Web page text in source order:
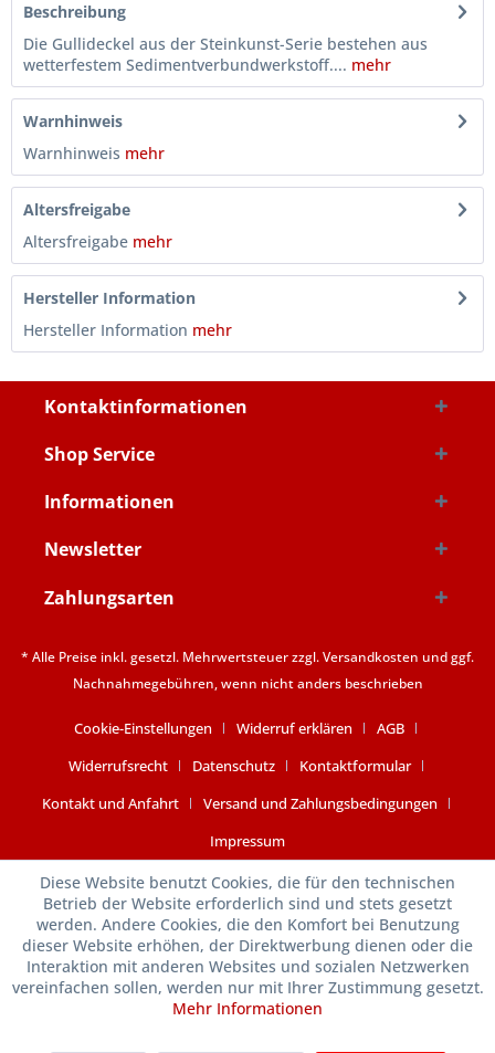
Beschreibung
Die Gullideckel aus der Steinkunst-Serie bestehen aus
wetterfestem Sedimentverbundwerkstoff.... mehr
Warnhinweis
Warnhinweis mehr
Altersfreigabe
Altersfreigabe mehr
Hersteller Information
Hersteller Information mehr
Kontaktinformationen
Shop Service
Informationen
Newsletter
Zahlungsarten
* Alle Preise inkl. gesetzl. Mehrwertsteuer zzgl.Versandkosten und ggf.
Nachnahmegebühren, wenn nicht anders beschrieben
Cookie-Einstellungen Widerruf erklären
AGB
Widerrufsrecht
Datenschutz
Kontaktformular
Kontakt und Anfahrt
Versand und Zahlungsbedingungen
Impressum
Diese Website benutzt Cookies, die für den technischen
Betrieb der Website erforderlich sind und stets gesetzt
werden. Andere Cookies, die den Komfort bei Benutzung
dieser Website erhöhen, der Direktwerbung dienen oder die
Interaktion mit anderen Websites und sozialen Netzwerken
vereinfachen sollen, werden nur mit Ihrer Zustimmung gesetzt.
Mehr Informationen